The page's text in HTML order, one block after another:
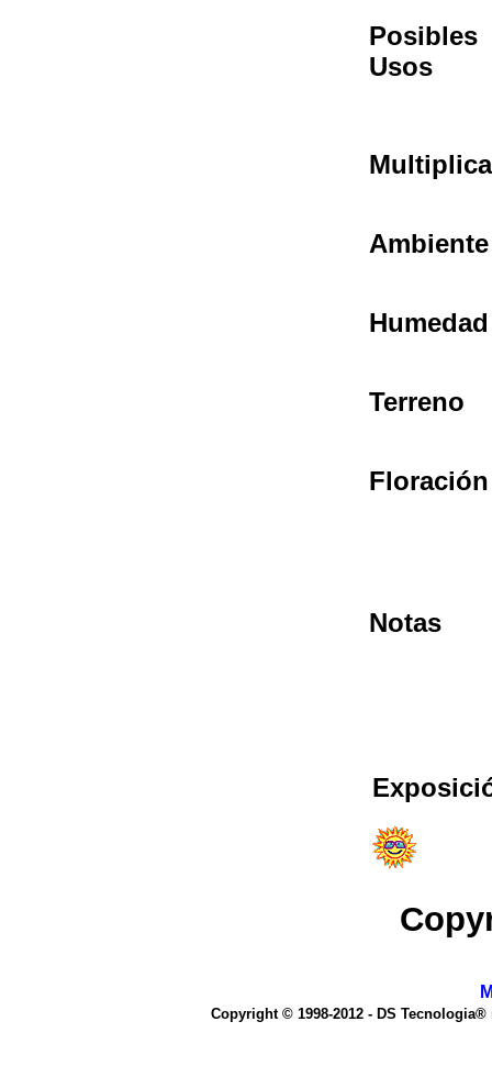
Posibles
Usos
Ambiente
Humedad
Terreno
Floración
Notas
Copyright © 1998-2012 - DS Tecnologia®